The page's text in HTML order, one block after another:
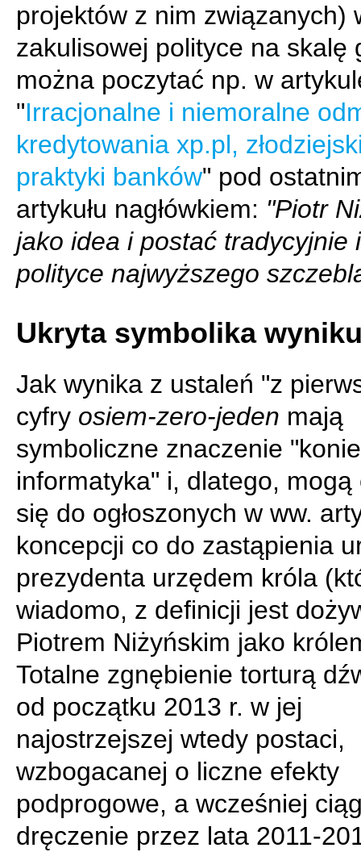
projektów z nim związanych)
zakulisowej polityce na skalę
można poczytać np. w
"Irracjonalne i niemoralne
kredytowania xp.pl,
praktyki banków" pod
artykułu nagłówkiem: "Piotr
jako idea i postać tradycyjnie
polityce najwyższego
Ukryta symbolika
Jak wynika z ustaleń "z
cyfry osiem-zero-jeden mają
symboliczne znaczenie
informatyka" i, dlatego, mogą
się do ogłoszonych w ww.
koncepcji co do zastąpienia
prezydenta urzędem króla
wiadomo, z definicji jest
Piotrem Niżyńskim jako
Totalne zgnębienie torturą
od początku 2013 r. w jej
najostrzejszej wtedy postaci,
wzbogacanej o liczne efekty
podprogowe, a wcześniej
dręczenie przez lata 2011-